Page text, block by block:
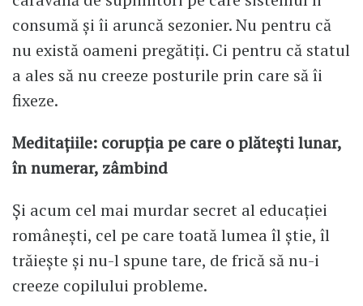
consumă și îi aruncă sezonier. Nu pentru că
nu există oameni pregătiți. Ci pentru că statul
a ales să nu creeze posturile prin care să îi
fixeze.
Meditațiile: corupția pe care o plătești lunar,
în numerar, zâmbind
Și acum cel mai murdar secret al educației
românești, cel pe care toată lumea îl știe, îl
trăiește și nu-l spune tare, de frică să nu-i
creeze copilului probleme.